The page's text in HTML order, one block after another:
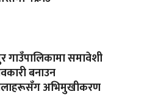
गाउँपालिकामा समावेशी
बनाउन
अभिमुखीकरण